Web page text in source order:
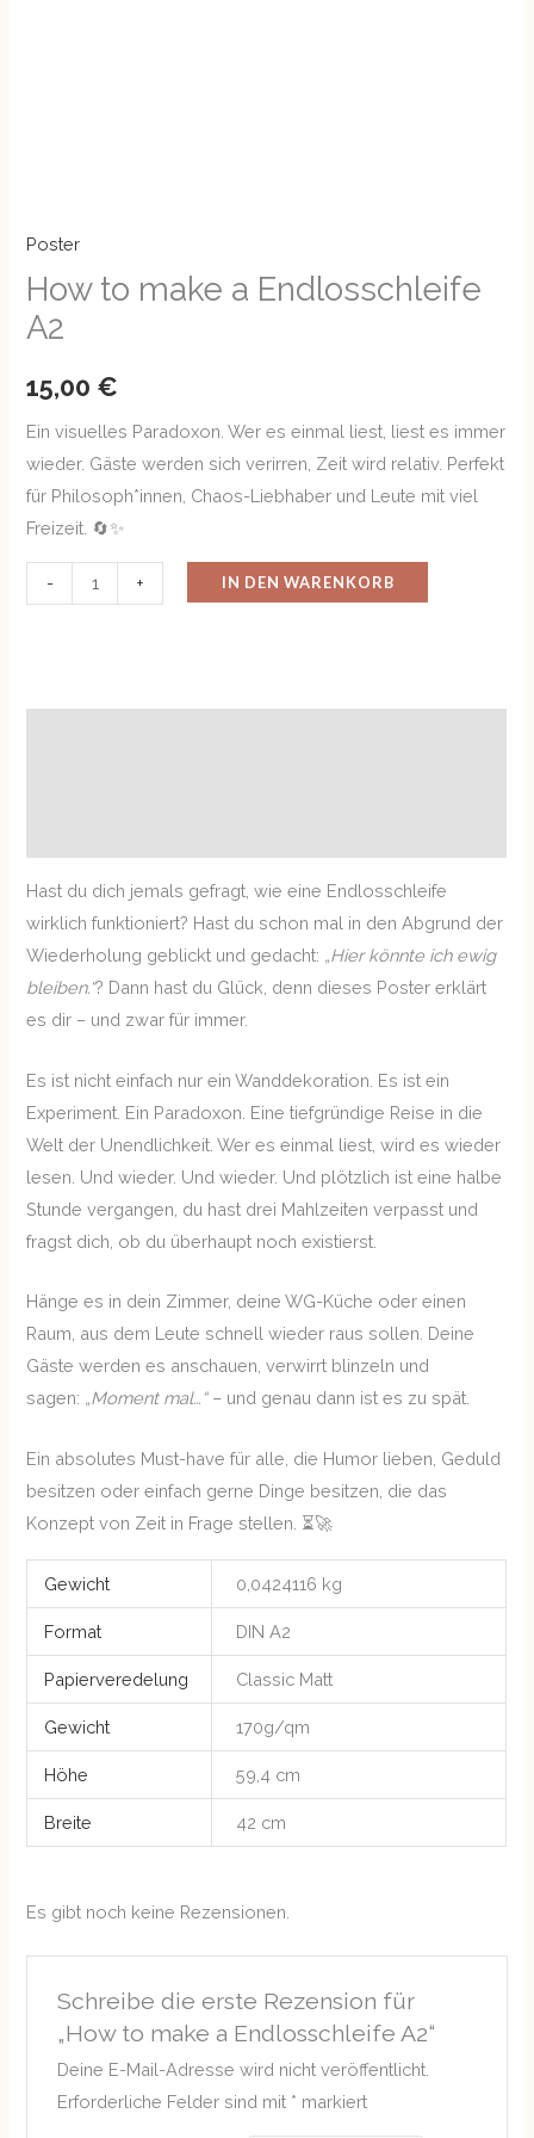
Poster
How to make a Endlosschleife
A2
15,00 €
Ein visuelles Paradoxon. Wer es einmal liest, liest es immer
wieder. Gäste werden sich verirren, Zeit wird relativ. Perfekt
für Philosoph*innen, Chaos-Liebhaber und Leute mit viel
Freizeit. 🔄✨
- + IN DEN WARENKORB
Hast du dich jemals gefragt, wie eine Endlosschleife
wirklich funktioniert? Hast du schon mal in den Abgrund der
Wiederholung geblickt und gedacht: „Hier könnte ich ewig
bleiben.“? Dann hast du Glück, denn dieses Poster erklärt
es dir – und zwar für immer.
Es ist nicht einfach nur ein Wanddekoration. Es ist ein
Experiment. Ein Paradoxon. Eine tiefgründige Reise in die
Welt der Unendlichkeit. Wer es einmal liest, wird es wieder
lesen. Und wieder. Und wieder. Und plötzlich ist eine halbe
Stunde vergangen, du hast drei Mahlzeiten verpasst und
fragst dich, ob du überhaupt noch existierst.
Hänge es in dein Zimmer, deine WG-Küche oder einen
Raum, aus dem Leute schnell wieder raus sollen. Deine
Gäste werden es anschauen, verwirrt blinzeln und
sagen: „Moment mal…“– und genau dann ist es zu spät.
Ein absolutes Must-have für alle, die Humor lieben, Geduld
besitzen oder einfach gerne Dinge besitzen, die das
Konzept von Zeit in Frage stellen. ⏳🚀
Gewicht 0,0424116 kg
Format DIN A2
Papierveredelung Classic Matt
Gewicht 170g/qm
Höhe 59,4 cm
Breite 42 cm
Es gibt noch keine Rezensionen.
Schreibe die erste Rezension für
„How to make a Endlosschleife A2“
Deine E-Mail-Adresse wird nicht veröffentlicht.
Erforderliche Felder sind mit * markiert